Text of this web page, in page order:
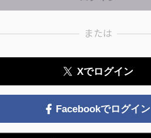
または
Xでログイン
Facebookでログイン